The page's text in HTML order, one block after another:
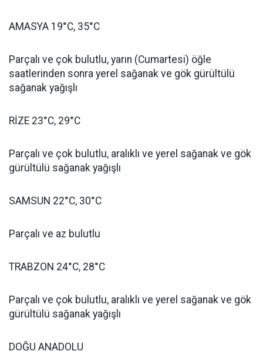
AMASYA 19°C, 35°C
Parçalı ve çok bulutlu, yarın (Cumartesi) öğle
saatlerinden sonra yerel sağanak ve gök gürültülü
sağanak yağışlı
RİZE 23°C, 29°C
Parçalı ve çok bulutlu, aralıklı ve yerel sağanak ve gök
gürültülü sağanak yağışlı
SAMSUN 22°C, 30°C
Parçalı ve az bulutlu
TRABZON 24°C, 28°C
Parçalı ve çok bulutlu, aralıklı ve yerel sağanak ve gök
gürültülü sağanak yağışlı
DOĞU ANADOLU